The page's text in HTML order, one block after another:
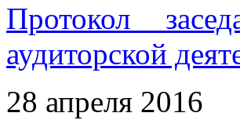
Протокол
аудиторской
28 апреля 2016